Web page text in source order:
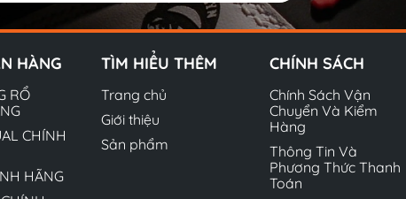
HÀNG
RỔ
CHÍNH
HÃNG
TÌM HIỂU THÊM
Trang chủ
Giới thiệu
Sản phẩm
CHÍNH SÁCH
Chính Sách Vận
Chuyển Và Kiểm
Hàng
Thông Tin Và
Phương Thức Thanh
Toán